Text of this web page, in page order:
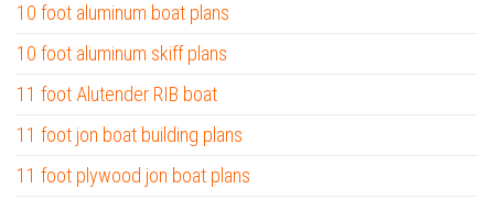
10 foot aluminum boat plans
10 foot aluminum skiff plans
11 foot Alutender RIB boat
11 foot jon boat building plans
11 foot plywood jon boat plans